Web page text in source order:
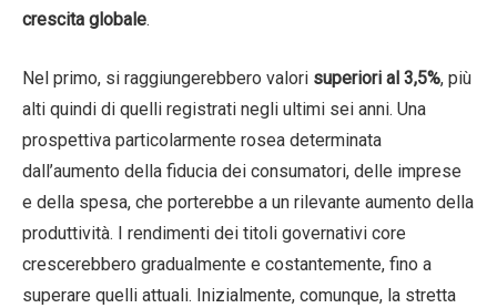
crescita globale.
Nel primo, si raggiungerebbero valori superiori al 3,5%, più
alti quindi di quelli registrati negli ultimi sei anni. Una
prospettiva particolarmente rosea determinata
dall’aumento della fiducia dei consumatori, delle imprese
e della spesa, che porterebbe a un rilevante aumento della
produttività. I rendimenti dei titoli governativi core
crescerebbero gradualmente e costantemente, fino a
superare quelli attuali. Inizialmente, comunque, la stretta